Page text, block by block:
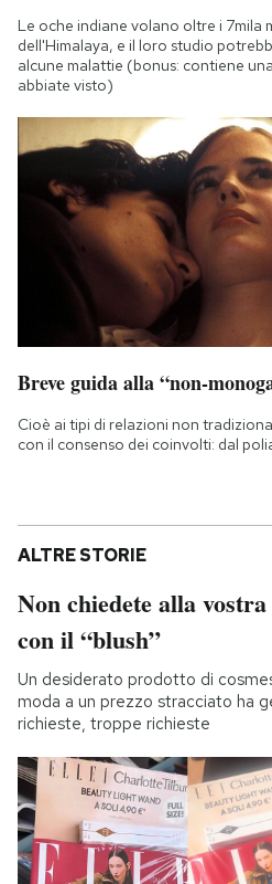
Le oche indiane volano oltre i 7mila
dell'Himalaya, e il loro studio
alcune malattie (bonus: contiene
abbiate visto)
Breve guida alla “non-
Cioè ai tipi di relazioni non
con il consenso dei coinvolti: dal
ALTRE STORIE
Non chiedete alla
con il “blush”
Un desiderato prodotto di
moda a un prezzo stracciato ha
richieste, troppe richieste